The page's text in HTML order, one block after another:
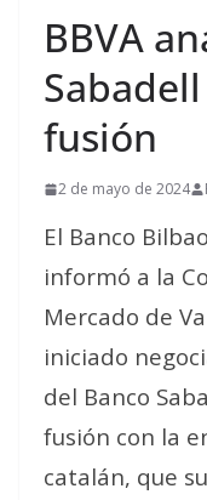
BBVA
fusión
2 de mayo de 2024
El Banco
informó a la
Mercado de
iniciado
del Banco
fusión con la
catalán, que